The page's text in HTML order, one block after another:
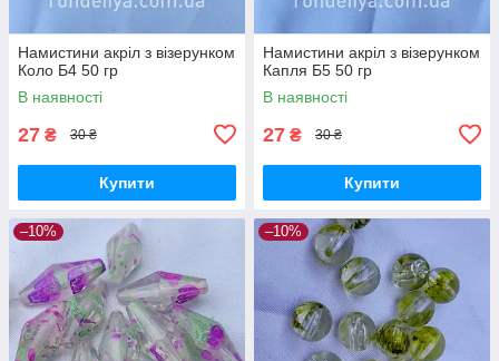
Намистини акріл з візерунком
Коло Б4 50 гр
В наявності
27 ₴ 30 ₴
Купити
Намистини акріл з візерунком
Капля Б5 50 гр
В наявності
27 ₴ 30 ₴
Купити
–10% –10%